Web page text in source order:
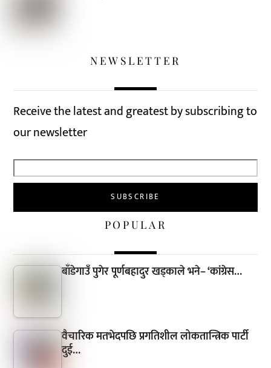
NEWSLETTER
Receive the latest and greatest by subscribing to
our newsletter
POPULAR
बाँडेगाउँ पुगेर पूर्णबहादुर खड्काले भने– ‘कांग्रेस…
वैचारिक मतभेदपछि प्रगतिशील लोकतान्त्रिक पार्टी
दुई…